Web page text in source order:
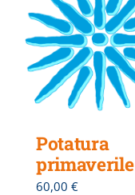
Potatura
primaverile
60,00 €